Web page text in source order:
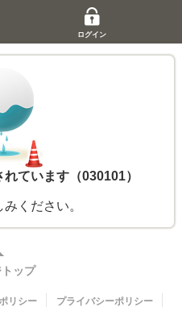
ログイン
ています（030101）
ください。
ップ
リシー
プライバシーポリシー